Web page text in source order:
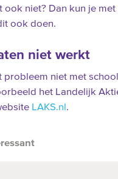
ook niet? Dan kun je
ook doen.
niet werkt
probleem niet met
het Landelijk
LAKS.nl .